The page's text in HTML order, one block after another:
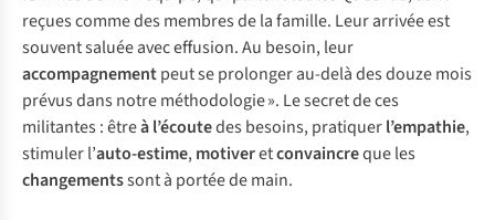
reçues comme des membres de la famille. Leur arrivée est
souvent saluée avec effusion. Au besoin, leur
accompagnementpeut se prolonger au-delà des douze mois
prévus dans notre méthodologie ». Le secret de ces
militantes : êtreà l’écoutedes besoins, pratiquerl’empathie,
stimuler l’auto-estime,motiveretconvaincreque les
changementssont à portée de main.